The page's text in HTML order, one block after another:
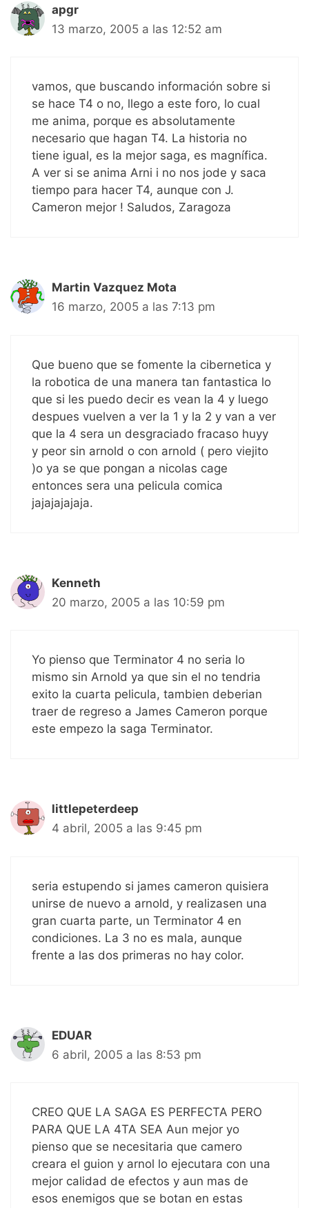
apgr
13 marzo, 2005 a las 12:52 am
vamos, que buscando información sobre si
se hace T4 o no, llego a este foro, lo cual
me anima, porque es absolutamente
necesario que hagan T4. La historia no
tiene igual, es la mejor saga, es magnífica.
A ver si se anima Arni i no nos jode y saca
tiempo para hacer T4, aunque con J.
Cameron mejor ! Saludos, Zaragoza
Martin Vazquez Mota
16 marzo, 2005 a las 7:13 pm
Que bueno que se fomente la cibernetica y
la robotica de una manera tan fantastica lo
que si les puedo decir es vean la 4 y luego
despues vuelven a ver la 1 y la 2 y van a ver
que la 4 sera un desgraciado fracaso huyy
y peor sin arnold o con arnold ( pero viejito
)o ya se que pongan a nicolas cage
entonces sera una pelicula comica
jajajajajaja.
Kenneth
20 marzo, 2005 a las 10:59 pm
Yo pienso que Terminator 4 no seria lo
mismo sin Arnold ya que sin el no tendria
exito la cuarta pelicula, tambien deberian
traer de regreso a James Cameron porque
este empezo la saga Terminator.
littlepeterdeep
4 abril, 2005 a las 9:45 pm
seria estupendo si james cameron quisiera
unirse de nuevo a arnold, y realizasen una
gran cuarta parte, un Terminator 4 en
condiciones. La 3 no es mala, aunque
frente a las dos primeras no hay color.
EDUAR
6 abril, 2005 a las 8:53 pm
CREO QUE LA SAGA ES PERFECTA PERO
PARA QUE LA 4TA SEA Aun mejor yo
pienso que se necesitaria que camero
creara el guion y arnol lo ejecutara con una
mejor calidad de efectos y aun mas de
esos enemigos que se botan en estas